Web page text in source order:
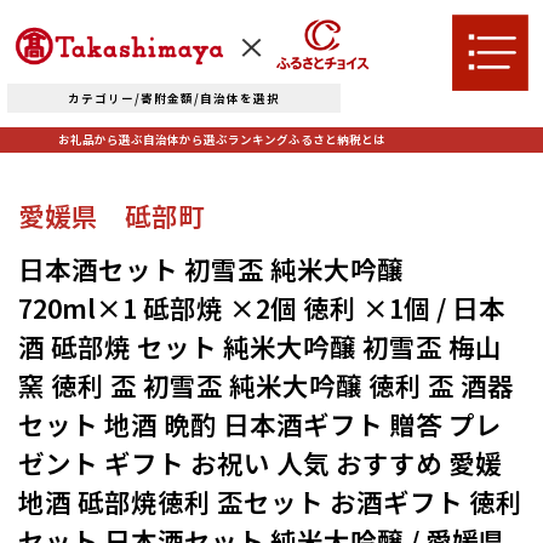
カテゴリー/寄附金額/自治体を選択
お礼品から選ぶ
米・パン
果物類 エビ・カニ等
魚貝類
野菜類
卵（鶏、
烏骨鶏等）
お酒
自治体から選ぶ
北海道エリア
札幌市（北海道） 千歳市（北海道）
石狩市（北海道）小樽市（北海道）
ランキング
お礼品から選ぶ自治体から選ぶランキングふるさと納税とは
愛媛県 砥部町
日本酒セット 初雪盃 純米大吟醸
720ml×1 砥部焼 ×2個 徳利 ×1個 / 日本
酒 砥部焼 セット 純米大吟醸 初雪盃 梅山
窯 徳利 盃 初雪盃 純米大吟醸 徳利 盃 酒器
セット 地酒 晩酌 日本酒ギフト 贈答 プレ
ゼント ギフト お祝い 人気 おすすめ 愛媛
地酒 砥部焼徳利 盃セット お酒ギフト 徳利